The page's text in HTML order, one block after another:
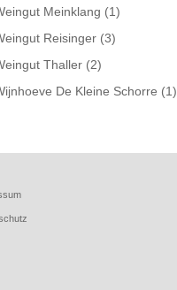
Meinklang (1)
Reisinger (3)
Thaller (2)
De Kleine Schorre (1)